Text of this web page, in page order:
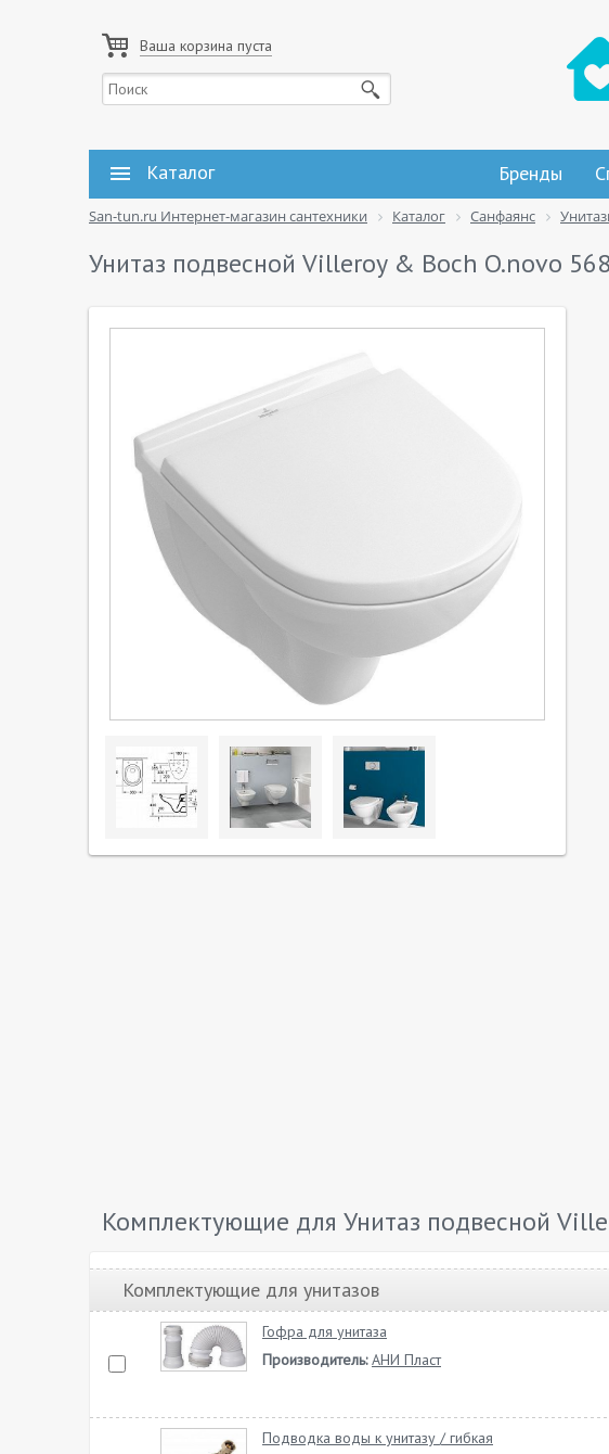
Ваша корзина пуста
Каталог Бренды
San-tun.ru Интернет-магазин сантехники Каталог Санфаянс
Унитаз подвесной Villeroy & Boch O.novo
Комплектующие для Унитаз подвесной
Комплектующие для унитазов
Гофра для унитаза
Производитель: АНИ Пласт
Подводка воды к унитазу / гибкая